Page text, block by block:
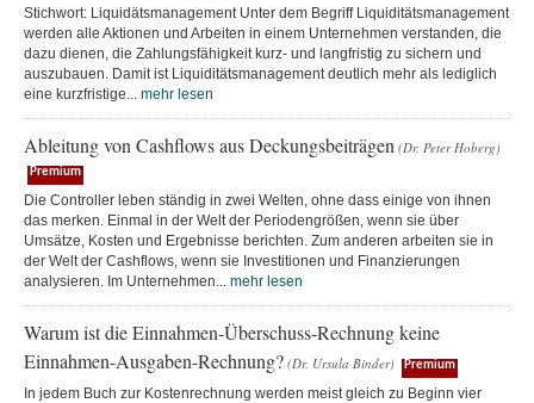
Stichwort: Liquidätsmanagement Unter dem Begriff Liquiditätsmanagement
werden alle Aktionen und Arbeiten in einem Unternehmen verstanden, die
dazu dienen, die Zahlungsfähigkeit kurz- und langfristig zu sichern und
auszubauen. Damit ist Liquiditätsmanagement deutlich mehr als lediglich
eine kurzfristige... mehr lesen
Ableitung von Cashflows aus Deckungsbeiträgen (Dr. Peter Hoberg)
Premium
Die Controller leben ständig in zwei Welten, ohne dass einige von ihnen
das merken. Einmal in der Welt der Periodengrößen, wenn sie über
Umsätze, Kosten und Ergebnisse berichten. Zum anderen arbeiten sie in
der Welt der Cashflows, wenn sie Investitionen und Finanzierungen
analysieren. Im Unternehmen... mehr lesen
Warum ist die Einnahmen-Überschuss-Rechnung keine
Einnahmen-Ausgaben-Rechnung? (Dr. Ursula Binder) Premium
In jedem Buch zur Kostenrechnung werden meist gleich zu Beginn vier